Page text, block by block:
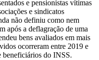
e pensionistas vítimas
e sindicatos
não definiu como nem
após a deflagração de uma
bens avaliados em mais
ocorreram entre 2019 e
beneficiários do INSS.